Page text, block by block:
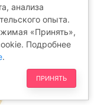
анализа
опыта.
«Принять»,
Подробнее
.
ПРИНЯТЬ